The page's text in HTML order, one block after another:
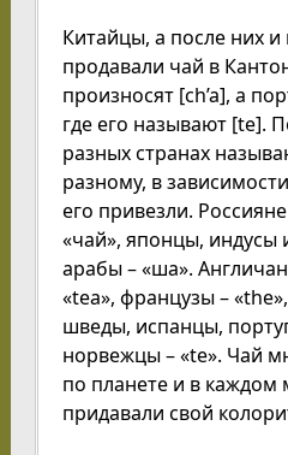
Китайцы, а после них
продавали чай в
произносят [ch’a], а
где его называют [te].
разных странах
разному, в
его привезли.
«чай», японцы, индусы
арабы – «ша».
«tea», французы –
шведы, испанцы,
норвежцы – «te». Чай
по планете и в каждом
придавали свой